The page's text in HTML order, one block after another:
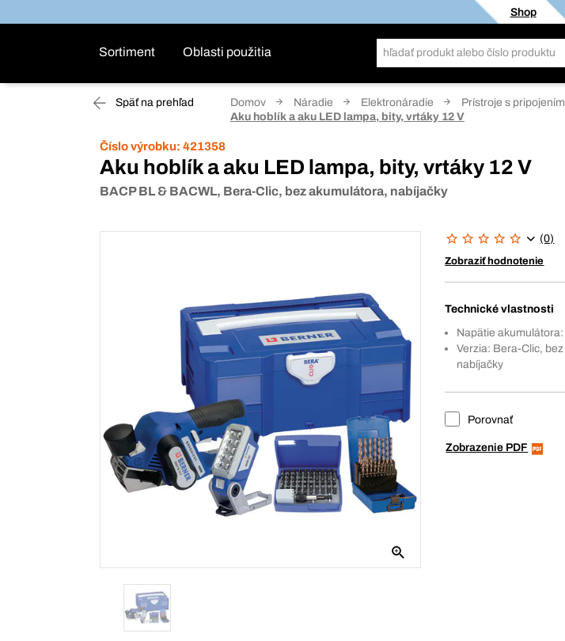
Shop
Sortiment Oblasti použitia
Späť na prehľad Domov Náradie Elektronáradie Prístroje s
Aku hoblík a aku LED lampa, bity, vrtáky 12 V
Číslo výrobku: 421358
Aku hoblík a aku LED lampa, bity, vrtáky 12 V
BACP BL & BACWL, Bera-Clic, bez akumulátora, nabíjačky
(0)
Zobraziť hodnotenie
Technické vlastnosti
Napätie akumulátora:
Verzia: Bera-Clic,
nabíjačky
Porovnať
Zobrazenie PDF